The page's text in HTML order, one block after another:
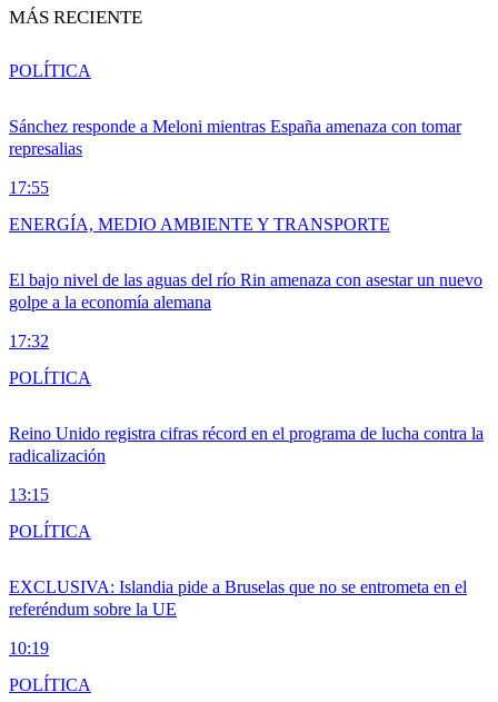
MÁS RECIENTE
Sánchez responde a Meloni mientras España amenaza con tomar
represalias
17:55
POLÍTICA
El bajo nivel de las aguas del río Rin amenaza con asestar un nuevo
golpe a la economía alemana
17:32
ENERGÍA, MEDIO AMBIENTE Y TRANSPORTE
Reino Unido registra cifras récord en el programa de lucha contra la
radicalización
13:15
POLÍTICA
EXCLUSIVA: Islandia pide a Bruselas que no se entrometa en el
referéndum sobre la UE
10:19
POLÍTICA
POLÍTICA